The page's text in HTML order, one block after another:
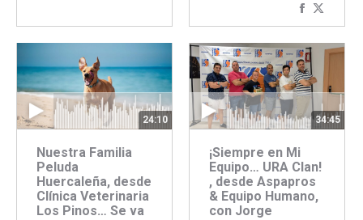
Compartir
concon
24:10
Nuestra Familia
Peluda
Huercaleña, desde
Clínica Veterinaria
Los Pinos… Se va
34:45
¡Siempre en Mi
Equipo… URA Clan!
, desde Aspapros
& Equipo Humano,
con Jorge